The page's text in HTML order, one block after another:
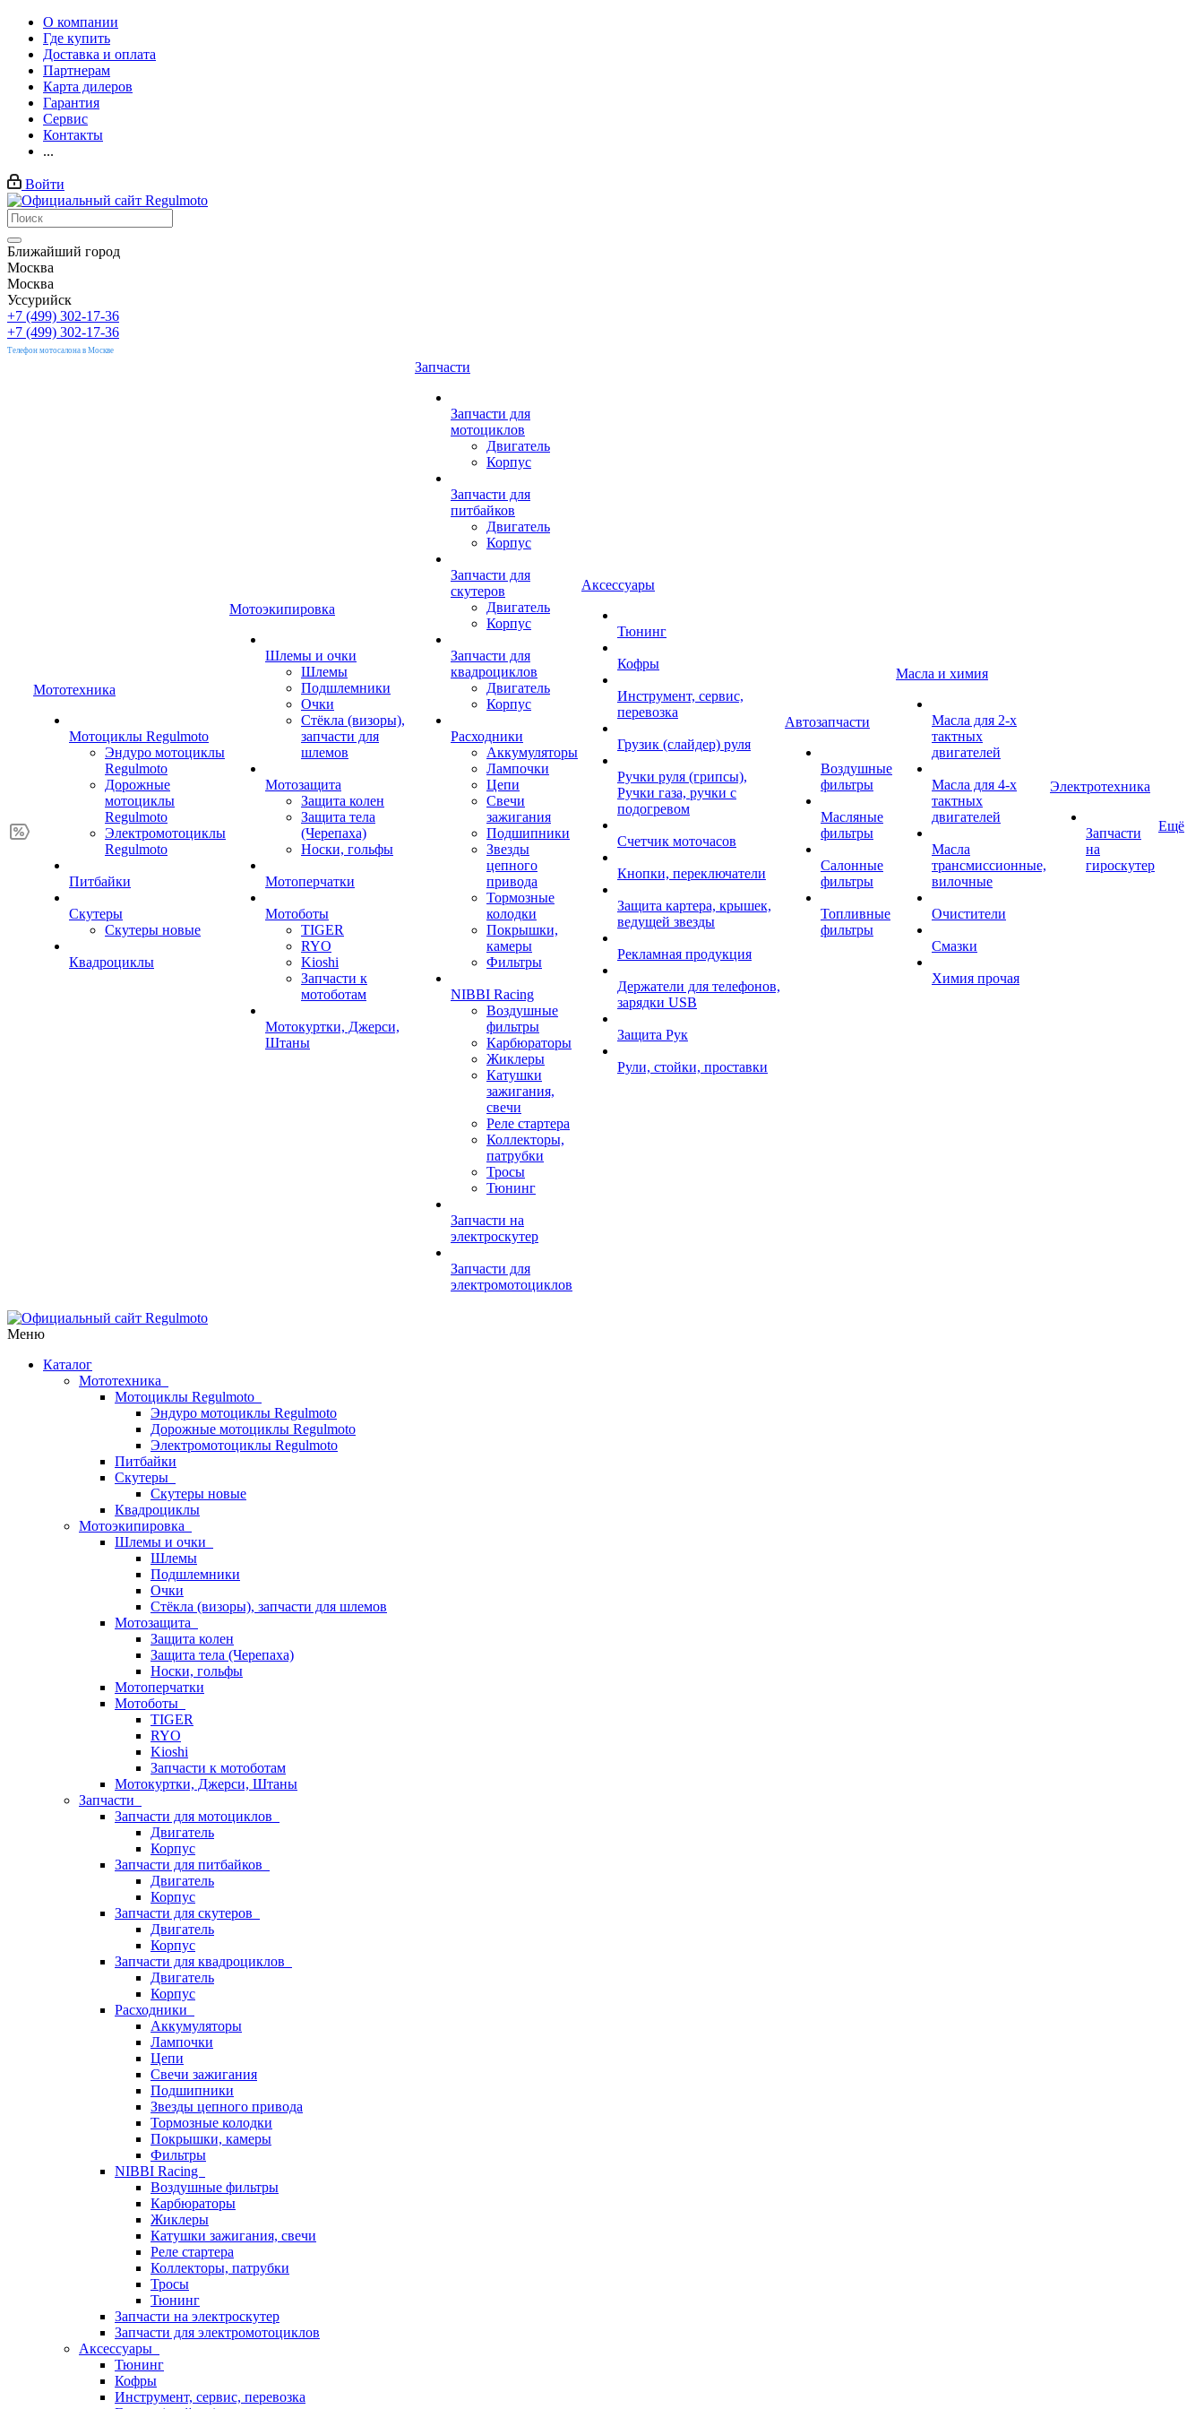
О компании
Где купить
Доставка и оплата
Партнерам
Карта дилеров
Гарантия
Сервис
Контакты
...
Войти
Ближайший город
Москва
Москва
Уссурийск
+7 (499) 302-17-36
+7 (499) 302-17-36
Телефон мотосалона в Москве
Мототехника
Мотоциклы Regulmoto
Эндуро мотоциклы
Regulmoto
Дорожные
мотоциклы
Regulmoto
Электромотоциклы
Regulmoto
Питбайки
Скутеры
Скутеры новые
Квадроциклы
Мотоэкипировка
Шлемы и очки
Шлемы
Подшлемники
Очки
Стёкла (визоры),
запчасти для
шлемов
Мотозащита
Защита колен
Защита тела
(Черепаха)
Носки, гольфы
Мотоперчатки
Мотоботы
TIGER
RYO
Kioshi
Запчасти к
мотоботам
Мотокуртки, Джерси,
Штаны
Запчасти
Запчасти для
мотоциклов
Двигатель
Корпус
Запчасти для
питбайков
Двигатель
Корпус
Запчасти для
скутеров
Двигатель
Корпус
Запчасти для
квадроциклов
Двигатель
Корпус
Расходники
Аккумуляторы
Лампочки
Цепи
Свечи
зажигания
Подшипники
Звезды
цепного
привода
Тормозные
колодки
Покрышки,
камеры
Фильтры
NIBBI Racing
Воздушные
фильтры
Карбюраторы
Жиклеры
Катушки
зажигания,
свечи
Реле стартера
Коллекторы,
патрубки
Тросы
Тюнинг
Запчасти на
электроскутер
Запчасти для
электромотоциклов
Аксессуары
Тюнинг
Кофры
Инструмент, сервис,
перевозка
Грузик (слайдер) руля
Ручки руля (грипсы),
Ручки газа, ручки с
подогревом
Счетчик моточасов
Кнопки, переключатели
Защита картера, крышек,
ведущей звезды
Рекламная продукция
Держатели для телефонов,
зарядки USB
Защита Рук
Рули, стойки, проставки
Автозапчасти
Воздушные
фильтры
Масляные
фильтры
Салонные
фильтры
Топливные
фильтры
Масла и химия
Масла для 2-х
тактных
двигателей
Масла для 4-х
тактных
двигателей
Масла
трансмиссионные,
вилочные
Очистители
Смазки
Химия прочая
Электротехника
Запчасти
на
гироскутер
Ещё
Меню
Каталог
Мототехника
Мотоциклы Regulmoto
Эндуро мотоциклы Regulmoto
Дорожные мотоциклы Regulmoto
Электромотоциклы Regulmoto
Питбайки
Скутеры
Скутеры новые
Квадроциклы
Мотоэкипировка
Шлемы и очки
Шлемы
Подшлемники
Очки
Стёкла (визоры), запчасти для шлемов
Мотозащита
Защита колен
Защита тела (Черепаха)
Носки, гольфы
Мотоперчатки
Мотоботы
TIGER
RYO
Kioshi
Запчасти к мотоботам
Мотокуртки, Джерси, Штаны
Запчасти
Запчасти для мотоциклов
Двигатель
Корпус
Запчасти для питбайков
Двигатель
Корпус
Запчасти для скутеров
Двигатель
Корпус
Запчасти для квадроциклов
Двигатель
Корпус
Расходники
Аккумуляторы
Лампочки
Цепи
Свечи зажигания
Подшипники
Звезды цепного привода
Тормозные колодки
Покрышки, камеры
Фильтры
NIBBI Racing
Воздушные фильтры
Карбюраторы
Жиклеры
Катушки зажигания, свечи
Реле стартера
Коллекторы, патрубки
Тросы
Тюнинг
Запчасти на электроскутер
Запчасти для электромотоциклов
Аксессуары
Тюнинг
Кофры
Инструмент, сервис, перевозка